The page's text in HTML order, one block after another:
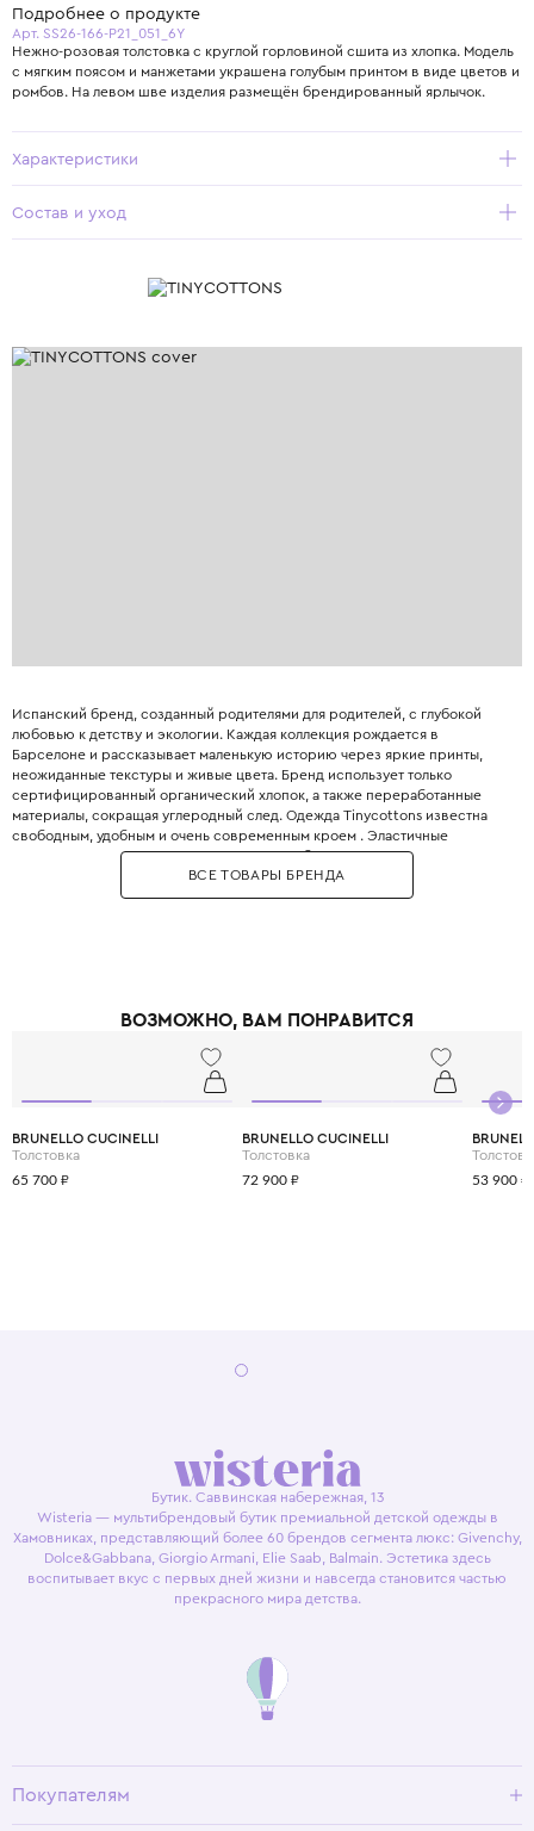
Подробнее о продукте
Арт. SS26-166-P21_051_6Y
Нежно-розовая толстовка с круглой горловиной сшита из хлопка. Модель
с мягким поясом и манжетами украшена голубым принтом в виде цветов и
ромбов. На левом шве изделия размещён брендированный ярлычок.
Характеристики
Состав и уход
Испанский бренд, созданный родителями для родителей, с глубокой
любовью к детству и экологии. Каждая коллекция рождается в
Барселоне и рассказывает маленькую историю через яркие принты,
неожиданные текстуры и живые цвета. Бренд использует только
сертифицированный органический хлопок, а также переработанные
материалы, сокращая углеродный след. Одежда Tinycottons известна
свободным, удобным и очень современным кроем . Эластичные
манжеты, мягкие резинки и плоские швы обеспечивают максимальную
свободу движений для игр и сна. Принты являются визитной карточкой
бренда: забавные животные, абстрактные узоры, коллаборации с
ВСЕ ТОВАРЫ БРЕНДА
ВОЗМОЖНО, ВАМ ПОНРАВИТСЯ
BRUNELLO CUCINELLI
Толстовка
65 700 ₽
BRUNELLO CUCINELLI
Толстовка
72 900 ₽ 53 900 ₽
Бутик. Саввинская набережная, 13
Wisteria — мультибрендовый бутик премиальной детской одежды в
Хамовниках, представляющий более 60 брендов сегмента люкс: Givenchy,
Dolce&Gabbana, Giorgio Armani, Elie Saab, Balmain. Эстетика здесь
воспитывает вкус с первых дней жизни и навсегда становится частью
прекрасного мира детства.
Покупателям